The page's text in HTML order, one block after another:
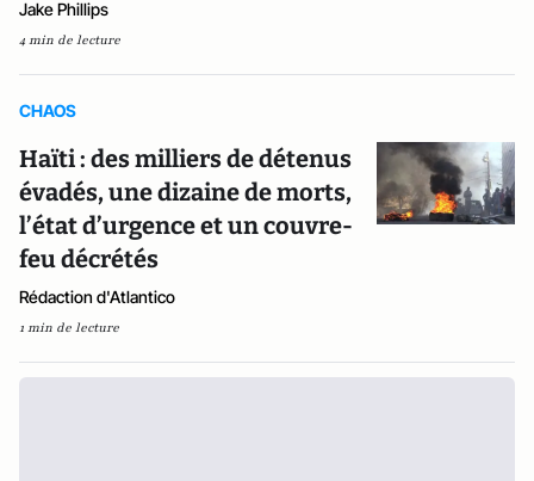
Jake Phillips
4 min de lecture
CHAOS
Haïti : des milliers de détenus
évadés, une dizaine de morts,
l’état d’urgence et un couvre-
feu décrétés
Rédaction d'Atlantico
1 min de lecture